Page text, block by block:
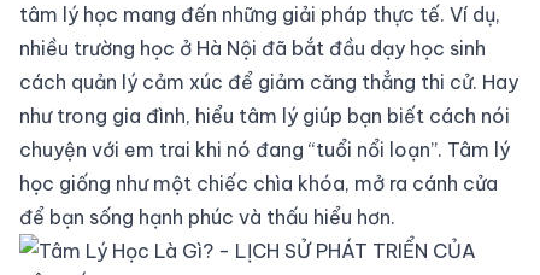
tâm lý học mang đến những giải pháp thực tế. Ví dụ,
nhiều trường học ở Hà Nội đã bắt đầu dạy học sinh
cách quản lý cảm xúc để giảm căng thẳng thi cử. Hay
như trong gia đình, hiểu tâm lý giúp bạn biết cách nói
chuyện với em trai khi nó đang “tuổi nổi loạn”. Tâm lý
học giống như một chiếc chìa khóa, mở ra cánh cửa
để bạn sống hạnh phúc và thấu hiểu hơn.